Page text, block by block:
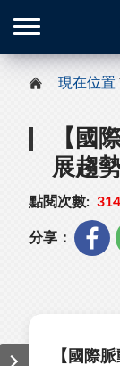
現在位置
【國
展趨
點閱次數: 314
分享：
【國際